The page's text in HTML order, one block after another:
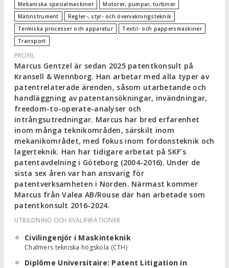
Mekaniska specialmaskiner
Motorer, pumpar, turbiner
Mätinstrument
Regler-, styr- och övervakningsteknik
Termiska processer och apparatur
Textil- och pappersmaskiner
Transport
PROFIL
Marcus Gentzel är sedan 2025 patentkonsult på
Kransell & Wennborg. Han arbetar med alla typer av
patentrelaterade ärenden, såsom utarbetande och
handläggning av patentansökningar, invändningar,
freedom-to-operate-analyser och
intrångsutredningar. Marcus har bred erfarenhet
inom många teknikområden, särskilt inom
mekanikområdet, med fokus inom fordonsteknik och
lagerteknik. Han har tidigare arbetat på SKF’s
patentavdelning i Göteborg (2004-2016). Under de
sista sex åren var han ansvarig för
patentverksamheten i Norden. Närmast kommer
Marcus från Valea AB/Rouse där han arbetade som
patentkonsult 2016-2024.
UTBILDNING OCH KVALIFIKATIONER
Civilingenjör i Maskinteknik
Chalmers tekniska högskola (CTH)
Diplôme Universitaire: Patent Litigation in